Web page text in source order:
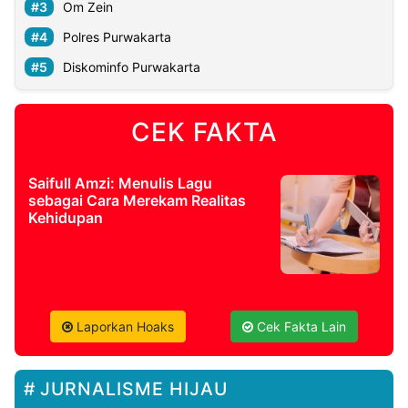
Om Zein
Polres Purwakarta
Diskominfo Purwakarta
CEK FAKTA
Saifull Amzi: Menulis Lagu
sebagai Cara Merekam Realitas
Kehidupan
Laporkan Hoaks Cek Fakta Lain
JURNALISME HIJAU